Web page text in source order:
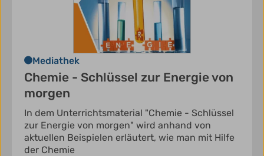
Mediathek
Chemie - Schlüssel zur Energie von
morgen
In dem Unterrichtsmaterial "Chemie - Schlüssel
zur Energie von morgen" wird anhand von
aktuellen Beispielen erläutert, wie man mit Hilfe
der Chemie